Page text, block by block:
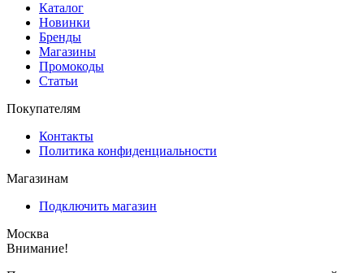
Каталог
Новинки
Бренды
Магазины
Промокоды
Статьи
Покупателям
Контакты
Политика конфиденциальности
Магазинам
Подключить магазин
Москва
Внимание!